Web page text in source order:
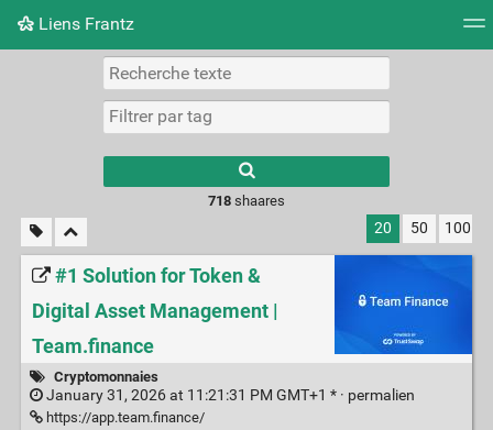
Liens Frantz
Nuage de tags Mur d'images
718shaares
20 50 100
#1 Solution for Token &
Digital Asset Management |
Team.finance
Cryptomonnaies
January 31, 2026 at 11:21:31 PM GMT+1 * · permalien
https://app.team.finance/